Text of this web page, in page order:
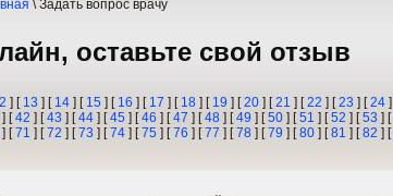
\Задать вопрос врачу
оставьте свой отзыв
] [ 13 ] [ 14 ] [ 15 ] [ 16 ] [ 17 ] [ 18 ] [ 19 ] [20 ] [21 ] [22 ] [23 ] [24 ]
] [42 ] [43 ] [44 ] [45 ] [46 ] [47 ] [48 ] [49 ] [50 ] [51 ] [52 ] [53 ] [
] [71 ] [72 ] [73 ] [74 ] [75 ] [76 ] [77 ] [78 ] [79 ] [80 ] [81 ] [82 ] [